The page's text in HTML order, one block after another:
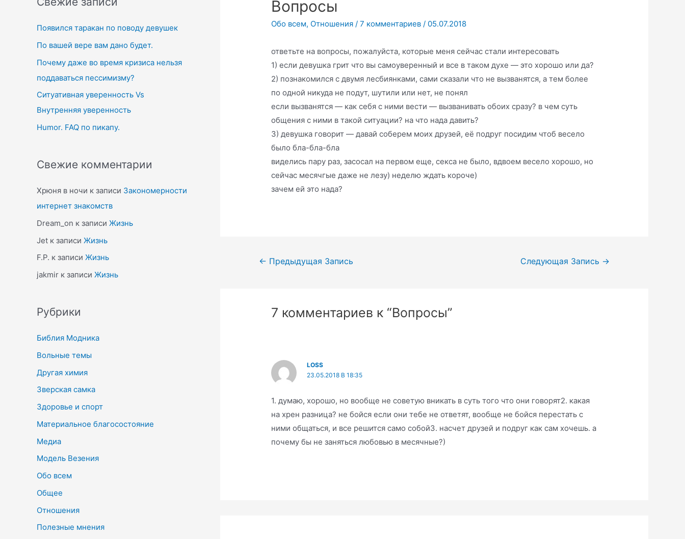
h
f
o
r
:
Появился таракан по поводу девушек
По вашей вере вам дано будет.
Почему даже во время кризиса нельзя
поддаваться пессимизму?
Ситуативная уверенность Vs
Внутренняя уверенность
Humor. FAQ по пикапу.
Свежие комментарии
Хрюня в ночи к записи Закономерности
интернет знакомств
Dream_on к записи Жизнь
Jet к записи Жизнь
F.P. к записи Жизнь
jakmir к записи Жизнь
Рубрики
Библия Модника
Вольные темы
Другая химия
Зверская самка
Здоровье и спорт
Материальное благосостояние
Медиа
Модель Везения
Обо всем
Общее
Отношения
Полезные мнения
Вопросы
Обо всем, Отношения /7 комментариев / 05.07.2018
ответьте на вопросы, пожалуйста, которые меня сейчас стали интересовать
1) если девушка грит что вы самоуверенный и все в таком духе — это хорошо или да?
2) познакомился с двумя лесбиянками, сами сказали что не вызванятся, а тем более
по одной никуда не подут, шутили или нет, не понял
если вызванятся — как себя с ними вести — вызванивать обоих сразу? в чем суть
общения с ними в такой ситуации? на что нада давить?
3) девушка говорит — давай соберем моих друзей, её подруг посидим чтоб весело
было бла-бла-бла
виделись пару раз, засосал на первом еще, секса не было, вдвоем весело хорошо, но
сейчас месячгые даже не лезу) неделю ждать короче)
зачем ей это нада?
Навигация
← Предыдущая Запись Следующая Запись →
7 комментариев к “Вопросы”
LOSS
23.05.2018 В 18:35
1. думаю, хорошо, но вообще не советую вникать в суть того что они говорят2. какая
на хрен разница? не бойся если они тебе не ответят, вообще не бойся перестать с
ними общаться, и все решится само собой3. насчет друзей и подруг как сам хочешь. а
почему бы не заняться любовью в месячные?)